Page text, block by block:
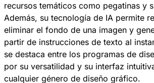
recursos temáticos como pegatinas y
Además, su tecnología de IA permite
eliminar el fondo de una imagen y
partir de instrucciones de texto al
se destaca entre los programas de
por su versatilidad y su interfaz
cualquier género de diseño gráfico.